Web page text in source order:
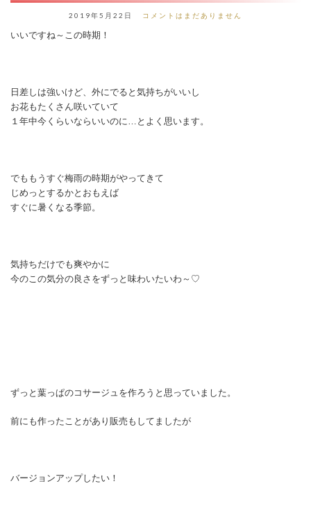
2019年5月22日 コメントはまだありません
いいですね～この時期！
日差しは強いけど、外にでると気持ちがいいし
お花もたくさん咲いていて
１年中今くらいならいいのに…とよく思います。
でももうすぐ梅雨の時期がやってきて
じめっとするかとおもえば
すぐに暑くなる季節。
気持ちだけでも爽やかに
今のこの気分の良さをずっと味わいたいわ～♡
ずっと葉っぱのコサージュを作ろうと思っていました。
前にも作ったことがあり販売もしてましたが
バージョンアップしたい！